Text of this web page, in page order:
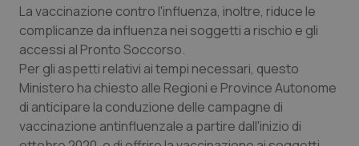
Sangue & coagulazione
Tiroide
Tumore al seno
La vaccinazione contro l'influenza, inoltre, riduce le
complicanze da influenza nei soggetti a rischio e gli
accessi al Pronto Soccorso.
Per gli aspetti relativi ai tempi necessari, questo
Ministero ha chiesto alle Regioni e Province Autonome
di anticipare la conduzione delle campagne di
vaccinazione antinfluenzale a partire dall'inizio di